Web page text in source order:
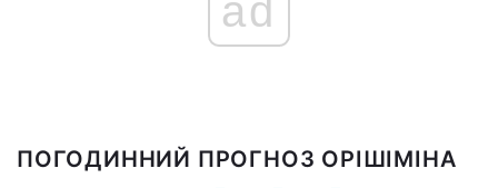
ad
ПОГОДИННИЙ ПРОГНОЗ ОРІШІМІНА